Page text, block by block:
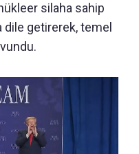
silaha sahip
dile getirerek, temel